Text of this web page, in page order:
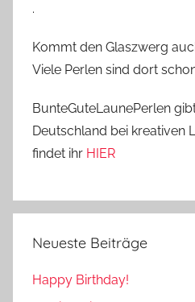
.
Kommt den Glaszwerg
Viele Perlen sind dort
BunteGuteLaunePerlen
Deutschland bei kreativen
findet ihr HIER
Neueste Beiträge
Happy Birthday!